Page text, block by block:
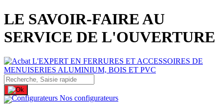
LE SAVOIR-FAIRE AU
SERVICE DE L'OUVERTURE
Nos configurateurs